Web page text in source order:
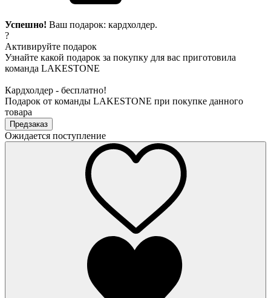
Успешно! Ваш подарок: кардхолдер.
?
Активируйте подарок
Узнайте какой подарок за покупку для вас приготовила
команда LAKESTONE
Кардхолдер - бесплатно!
Подарок от команды LAKESTONE при покупке данного
товара
Предзаказ
Ожидается поступление